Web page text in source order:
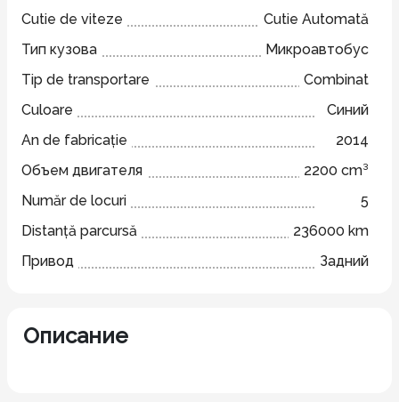
Cutie de viteze
Cutie Automată
Тип кузова
Микроавтобус
Tip de transportare
Combinat
Culoare
Синий
An de fabricație
2014
Объем двигателя
2200 cm³
Număr de locuri
5
Distanță parcursă
236000 km
Привод
Задний
Описание